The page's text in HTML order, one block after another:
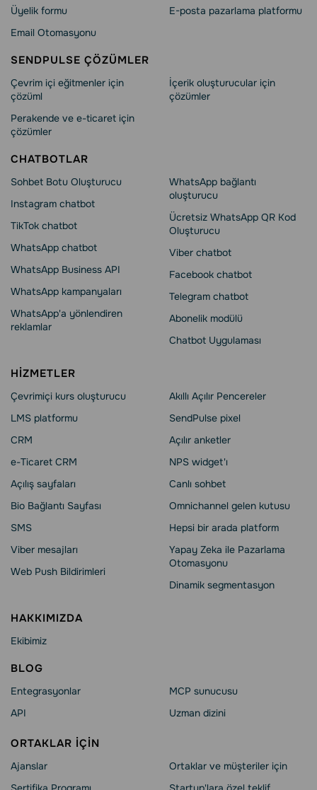
Üyelik formu
Email Otomasyonu
E-posta pazarlama platformu
SENDPULSE ÇÖZÜMLER
Çevrim içi eğitmenler için
çözüml
Perakende ve e-ticaret için
çözümler
İçerik oluşturucular için
çözümler
CHATBOTLAR
Sohbet Botu Oluşturucu
Instagram chatbot
TikTok chatbot
WhatsApp chatbot
WhatsApp Business API
WhatsApp kampanyaları
WhatsApp'a yönlendiren
reklamlar
WhatsApp bağlantı
oluşturucu
Ücretsiz WhatsApp QR Kod
Oluşturucu
Viber chatbot
Facebook chatbot
Telegram chatbot
Abonelik modülü
Chatbot Uygulaması
HIZMETLER
Çevrimiçi kurs oluşturucu
LMS platformu
CRM
e-Ticaret CRM
Açılış sayfaları
Bio Bağlantı Sayfası
SMS
Viber mesajları
Web Push Bildirimleri
Akıllı Açılır Pencereler
SendPulse pixel
Açılır anketler
NPS widget'ı
Сanlı sohbet
Omnichannel gelen kutusu
Hepsi bir arada platform
Yapay Zeka ile Pazarlama
Otomasyonu
Dinamik segmentasyon
HAKKIMIZDA
Ekibimiz
BLOG
Entegrasyonlar
API
MCP sunucusu
Uzman dizini
ORTAKLAR IÇIN
Ajanslar
Ortaklar ve müşteriler için